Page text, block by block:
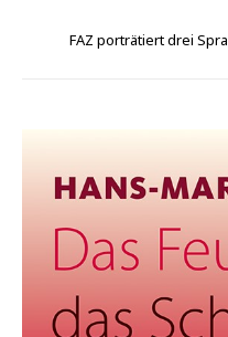
FAZ porträtiert drei